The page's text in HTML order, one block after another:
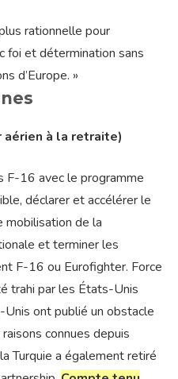
rationnelle pour
foi et détermination sans
d’Europe. »
aérien à la retraite)
F-16 avec le programme
déclarer et accélérer le
mobilisation de la
et terminer les
F-16 ou Eurofighter. Force
trahi par les États-Unis
ont publié un obstacle
connues depuis
Turquie a également retiré